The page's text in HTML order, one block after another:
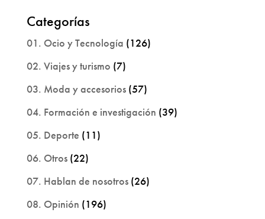
Categorías
01. Ocio y Tecnología (126)
02. Viajes y turismo (7)
03. Moda y accesorios(57)
04. Formación e investigación (39)
05. Deporte (11)
06. Otros(22)
07. Hablan de nosotros(26)
08. Opinión (196)